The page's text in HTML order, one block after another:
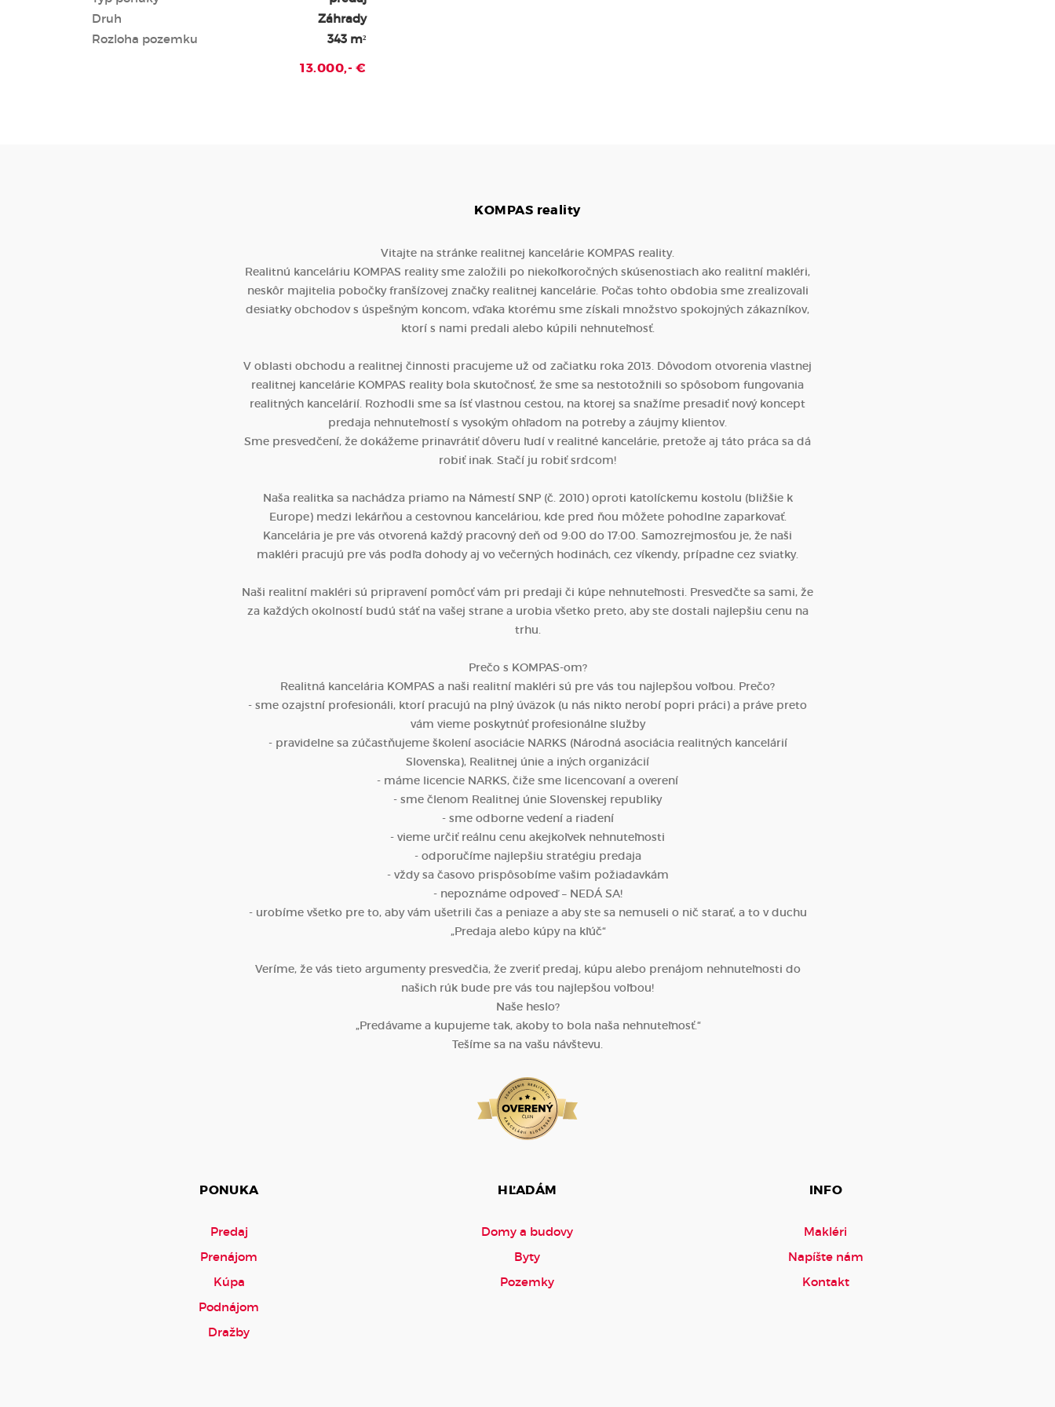
Druh
Záhrady
Rozloha pozemku
343 m²
13.000,- €
KOMPAS reality
Vitajte na stránke realitnej kancelárie KOMPAS reality.
Realitnú kanceláriu KOMPAS reality sme založili po niekoľkoročných skúsenostiach ako realitní makléri,
neskôr majitelia pobočky franšízovej značky realitnej kancelárie. Počas tohto obdobia sme zrealizovali
desiatky obchodov s úspešným koncom, vďaka ktorému sme získali množstvo spokojných zákazníkov,
ktorí s nami predali alebo kúpili nehnuteľnosť.
V oblasti obchodu a realitnej činnosti pracujeme už od začiatku roka 2013. Dôvodom otvorenia vlastnej
realitnej kancelárie KOMPAS reality bola skutočnosť, že sme sa nestotožnili so spôsobom fungovania
realitných kancelárií. Rozhodli sme sa ísť vlastnou cestou, na ktorej sa snažíme presadiť nový koncept
predaja nehnuteľností s vysokým ohľadom na potreby a záujmy klientov.
Sme presvedčení, že dokážeme prinavrátiť dôveru ľudí v realitné kancelárie, pretože aj táto práca sa dá
robiť inak. Stačí ju robiť srdcom!
Naša realitka sa nachádza priamo na Námestí SNP (č. 2010) oproti katolíckemu kostolu (bližšie k
Europe) medzi lekárňou a cestovnou kanceláriou, kde pred ňou môžete pohodlne zaparkovať.
Kancelária je pre vás otvorená každý pracovný deň od 9:00 do 17:00. Samozrejmosťou je, že naši
makléri pracujú pre vás podľa dohody aj vo večerných hodinách, cez víkendy, prípadne cez sviatky.
Naši realitní makléri sú pripravení pomôcť vám pri predaji či kúpe nehnuteľnosti. Presvedčte sa sami, že
za každých okolností budú stáť na vašej strane a urobia všetko preto, aby ste dostali najlepšiu cenu na
trhu.
Prečo s KOMPAS-om?
Realitná kancelária KOMPAS a naši realitní makléri sú pre vás tou najlepšou voľbou. Prečo?
- sme ozajstní profesionáli, ktorí pracujú na plný úväzok (u nás nikto nerobí popri práci) a práve preto
vám vieme poskytnúť profesionálne služby
- pravidelne sa zúčastňujeme školení asociácie NARKS (Národná asociácia realitných kancelárií
Slovenska), Realitnej únie a iných organizácií
- máme licencie NARKS, čiže sme licencovaní a overení
- sme členom Realitnej únie Slovenskej republiky
- sme odborne vedení a riadení
- vieme určiť reálnu cenu akejkoľvek nehnuteľnosti
- odporučíme najlepšiu stratégiu predaja
- vždy sa časovo prispôsobíme vašim požiadavkám
- nepoznáme odpoveď – NEDÁ SA!
- urobíme všetko pre to, aby vám ušetrili čas a peniaze a aby ste sa nemuseli o nič starať, a to v duchu
„Predaja alebo kúpy na kľúč“
Veríme, že vás tieto argumenty presvedčia, že zveriť predaj, kúpu alebo prenájom nehnuteľnosti do
našich rúk bude pre vás tou najlepšou voľbou!
Naše heslo?
„Predávame a kupujeme tak, akoby to bola naša nehnuteľnosť.“
Tešíme sa na vašu návštevu.
PONUKA
Predaj
Prenájom
Kúpa
Podnájom
Dražby
HĽADÁM
Domy a budovy
Byty
Pozemky
INFO
Makléri
Napíšte nám
Kontakt